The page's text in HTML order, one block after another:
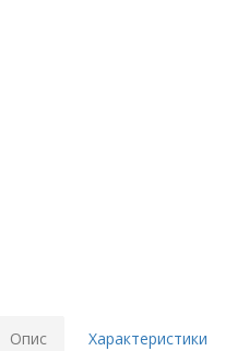
Опис Характеристики